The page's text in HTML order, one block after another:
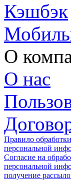
Кэшбэк
О
О нас
Правило обработки
персональной
Согласие на
персональной
получение